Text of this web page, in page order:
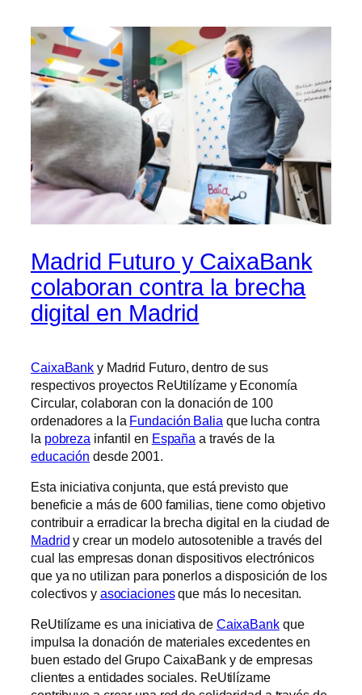
Madrid Futuro y CaixaBank
colaboran contra la brecha
digital en Madrid
CaixaBank y Madrid Futuro, dentro de sus
respectivos proyectos ReUtilízame y Economía
Circular, colaboran con la donación de 100
ordenadores a la Fundación Balia que lucha contra
la pobreza infantil en España a través de la
educación desde 2001.
Esta iniciativa conjunta, que está previsto que
beneficie a más de 600 familias, tiene como objetivo
contribuir a erradicar la brecha digital en la ciudad de
Madrid y crear un modelo autosotenible a través del
cual las empresas donan dispositivos electrónicos
que ya no utilizan para ponerlos a disposición de los
colectivos y asociacionesque más lo necesitan.
ReUtilízame es una iniciativa de CaixaBankque
impulsa la donación de materiales excedentes en
buen estado del Grupo CaixaBank y de empresas
clientes a entidades sociales. ReUtilízame